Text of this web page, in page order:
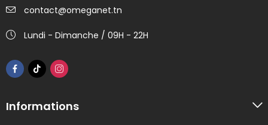
contact@omeganet.tn
Lundi - Dimanche / 09H - 22H
Informations